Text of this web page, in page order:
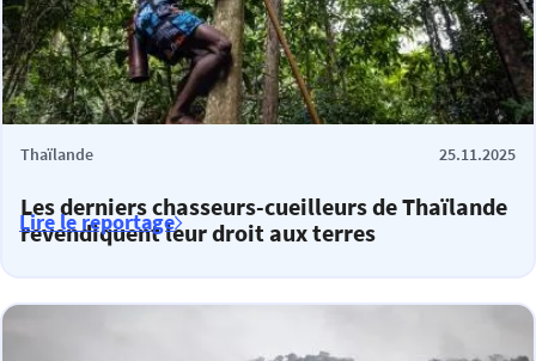
Thaïlande 25.11.2025
Les derniers chasseurs-cueilleurs de Thaïlande
revendiquent leur droit aux terres
Lire le reportage